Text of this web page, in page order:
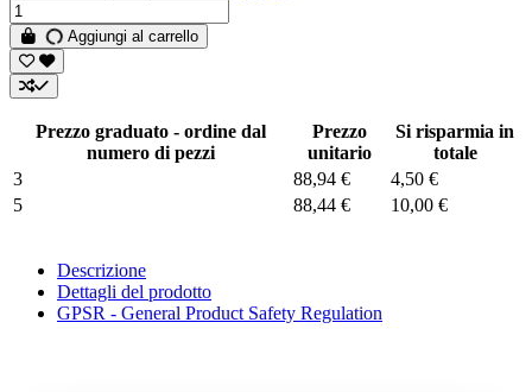
Aggiungi al carrello
Prezzo graduato - ordine dal
numero di pezzi
Prezzo
unitario
Si risparmia in
totale
3
88,94 €
4,50 €
5
88,44 € 10,00 €
Descrizione
Dettagli del prodotto
GPSR - General Product Safety Regulation